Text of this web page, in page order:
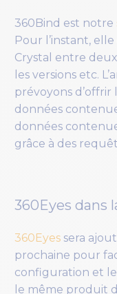
360Bind est notre
Pour l’instant,
Crystal entre
les versions etc.
prévoyons d’offrir
données
données
grâce à des
360Eyes dans
360Eyes sera
prochaine pour
configuration et
le même produit